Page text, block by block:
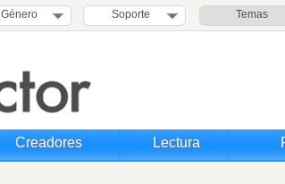
Género Soporte Temas
Creadores Lectura